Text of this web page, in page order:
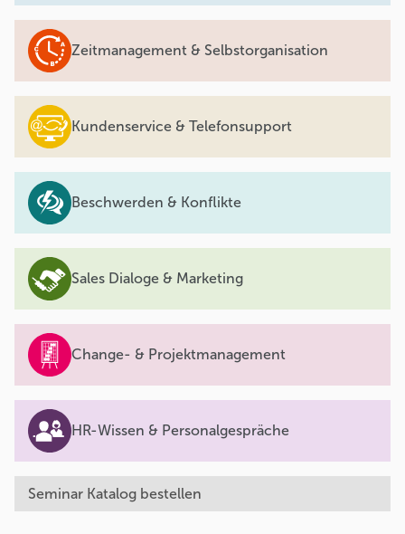
Zeitmanagement & Selbstorganisation
Kundenservice & Telefonsupport
Beschwerden & Konflikte
Sales Dialoge & Marketing
Change- & Projektmanagement
HR-Wissen & Personalgespräche
Seminar Katalog bestellen